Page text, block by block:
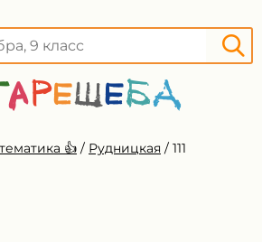
👍 / Рудницкая / 111